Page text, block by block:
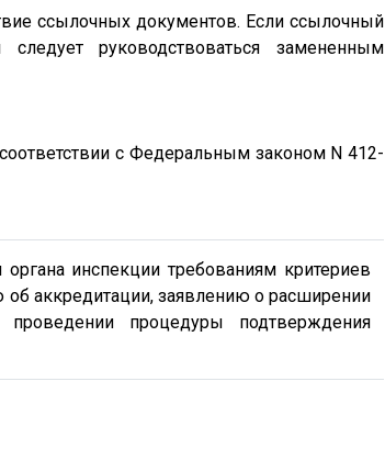
ссылочных документов. Если ссылочный
руководствоваться замененным
с Федеральным законом N 412-
органа инспекции требованиям критериев
об аккредитации, заявлению о расширении
процедуры подтверждения